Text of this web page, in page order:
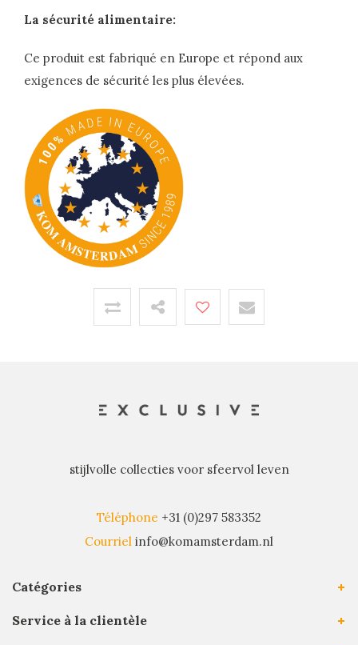
La sécurité alimentaire:
Ce produit est fabriqué en Europe et répond aux
exigences de sécurité les plus élevées.
stijlvolle collecties voor sfeervol leven
Téléphone +31 (0)297 583352
Courriel info@komamsterdam.nl
Catégories
Service à la clientèle